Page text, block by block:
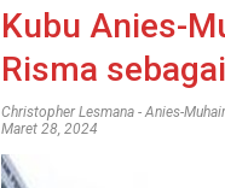
Kubu Anies-
Risma
Christopher Lesmana - Anies-
Maret 28, 2024